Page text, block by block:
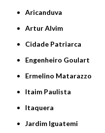
Aricanduva
Artur Alvim
Cidade Patriarca
Engenheiro Goulart
Ermelino Matarazzo
Itaim Paulista
Itaquera
Jardim Iguatemi